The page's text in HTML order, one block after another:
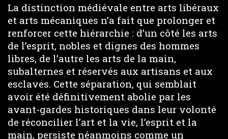
La distinction médiévale entre arts libéraux
et arts mécaniques n’a fait que prolonger et
renforcer cette hiérarchie : d’un côté les arts
de l’esprit, nobles et dignes des hommes
libres, de l’autre les arts de la main,
subalternes et réservés aux artisans et aux
esclaves. Cette séparation, qui semblait
avoir été définitivement abolie par les
avant-gardes historiques dans leur volonté
de réconcilier l’art et la vie, l’esprit et la
main, persiste néanmoins comme un